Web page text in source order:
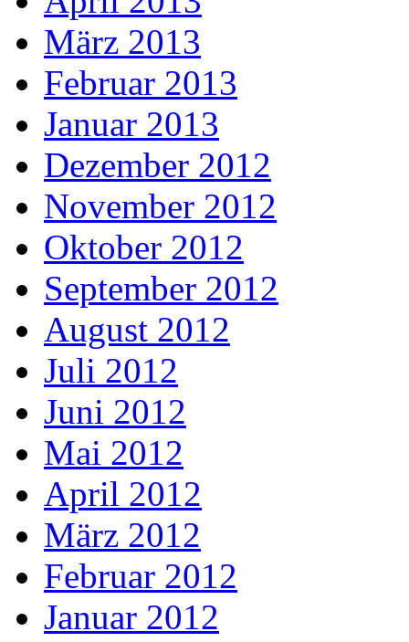
März 2013
Februar 2013
Januar 2013
Dezember 2012
November 2012
Oktober 2012
September 2012
August 2012
Juli 2012
Juni 2012
Mai 2012
April 2012
März 2012
Februar 2012
Januar 2012